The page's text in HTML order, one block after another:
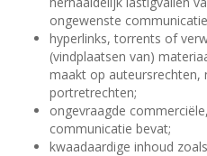
ongewenste
hyperlinks, torrents of
(vindplaatsen van)
maakt op auteursrechten,
portretrechten;
ongevraagde
communicatie bevat;
kwaadaardige inhoud